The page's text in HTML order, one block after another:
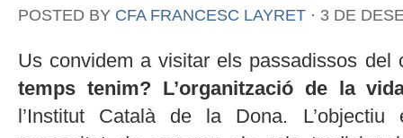
POSTED BY CFA FRANCESC LAYRET ⋅ 3 DE
Us convidem a visitar els passadissos del
temps tenim? L’organització de la
l’Institut Català de la Dona.